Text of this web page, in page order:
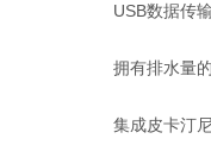
USB数据传输
拥有排水量的
集成皮卡汀尼